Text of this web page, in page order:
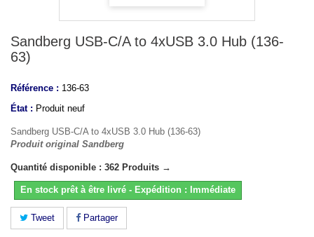
Sandberg USB-C/A to 4xUSB 3.0 Hub (136-
63)
Référence : 136-63
État : Produit neuf
Sandberg USB-C/A to 4xUSB 3.0 Hub (136-63)
Produit original Sandberg
Quantité disponible : 362 Produits →
En stock prêt à être livré - Expédition : Immédiate
Tweet Partager